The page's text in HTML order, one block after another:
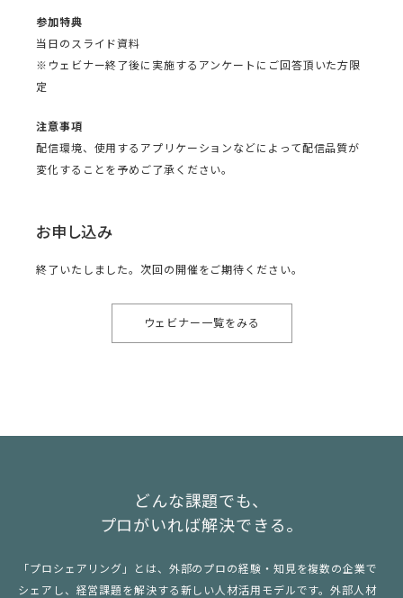
参加特典
当日のスライド資料
※ウェビナー終了後に実施するアンケートにご回答頂いた方限
定
注意事項
配信環境、使用するアプリケーションなどによって配信品質が
変化することを予めご了承ください。
お申し込み
終了いたしました。次回の開催をご期待ください。
ウェビナー一覧をみる
どんな課題でも、
プロがいれば解決できる。
「プロシェアリング」とは、外部のプロの経験・知見を複数の企業で
シェアし、経営課題を解決する新しい人材活用モデルです。外部人材